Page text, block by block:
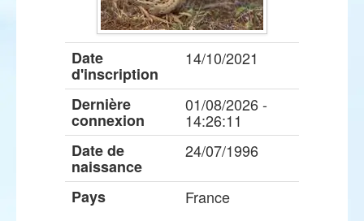
Date
d'inscription
14/10/2021
Dernière
connexion
01/08/2026 -
14:26:11
Date de
naissance
24/07/1996
Pays France